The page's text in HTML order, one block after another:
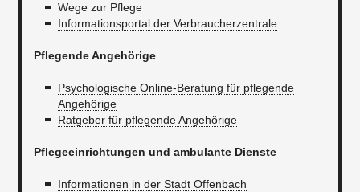
Wege zur Pflege
Informationsportal der Verbraucherzentrale
Pflegende Angehörige
Psychologische Online-Beratung für pflegende
Angehörige
Ratgeber für pflegende Angehörige
Pflegeeinrichtungen und ambulante Dienste
Informationen in der Stadt Offenbach